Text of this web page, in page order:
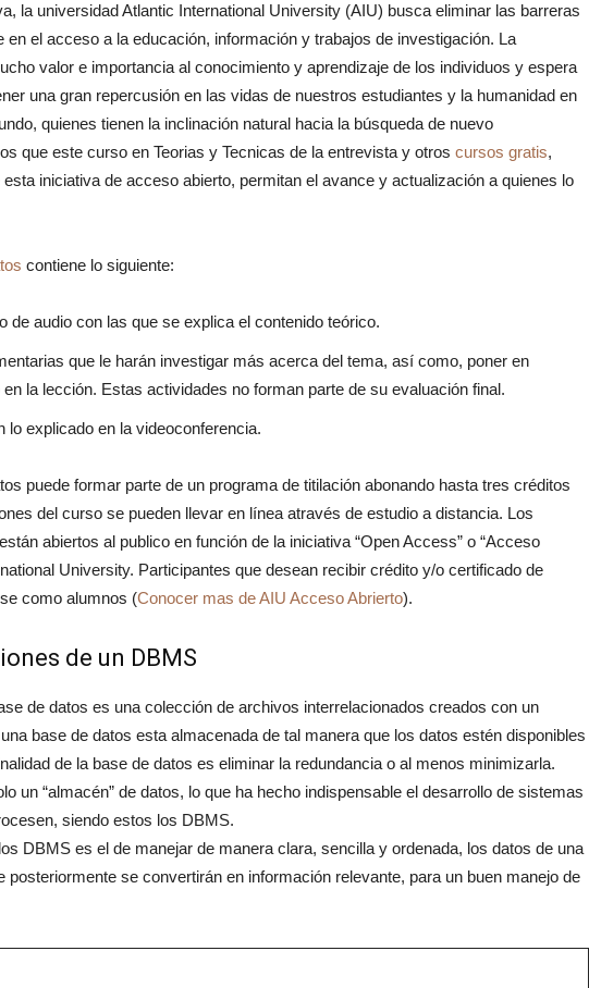
la universidad Atlantic International University (AIU) busca eliminar las barreras
en el acceso a la educación, información y trabajos de investigación. La
valor e importancia al conocimiento y aprendizaje de los individuos y espera
una gran repercusión en las vidas de nuestros estudiantes y la humanidad en
quienes tienen la inclinación natural hacia la búsqueda de nuevo
que este curso en Teorias y Tecnicas de la entrevista y otros cursos gratis,
iniciativa de acceso abierto, permitan el avance y actualización a quienes lo
contiene lo siguiente:
de audio con las que se explica el contenido teórico.
que le harán investigar más acerca del tema, así como, poner en
la lección. Estas actividades no forman parte de su evaluación final.
lo explicado en la videoconferencia.
puede formar parte de un programa de titilación abonando hasta tres créditos
del curso se pueden llevar en línea através de estudio a distancia. Los
abiertos al publico en función de la iniciativa “Open Access” o “Acceso
University. Participantes que desean recibir crédito y/o certificado de
como alumnos (Conocer mas de AIU Acceso Abrierto).
de un DBMS
de datos es una colección de archivos interrelacionados creados con un
base de datos esta almacenada de tal manera que los datos estén disponibles
de la base de datos es eliminar la redundancia o al menos minimizarla.
un “almacén” de datos, lo que ha hecho indispensable el desarrollo de sistemas
siendo estos los DBMS.
DBMS es el de manejar de manera clara, sencilla y ordenada, los datos de una
posteriormente se convertirán en información relevante, para un buen manejo de